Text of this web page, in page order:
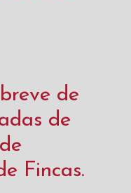
de
de
Fincas.